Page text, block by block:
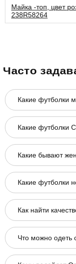
Майка -топ, цвет
238R58264
Часто
Какие футболки
Какие футболки
Какие бывают
Какие футболки
Как найти
Что можно одеть